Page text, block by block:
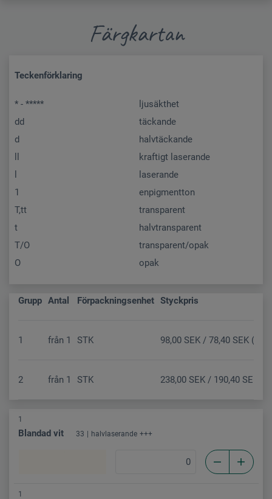
Färgkartan
Teckenförklaring
* - *****
ljusäkthet
dd
täckande
d
halvtäckande
kraftigt laserande
laserande
1
enpigmentton
T,tt
transparent
t
halvtransparent
T/O
transparent/opak
O
opak
Grupp Antal Förpackningsenhet Styckpris
1 från 1 STK 98,00 SEK / 78,40 SEK
2 från 1 STK 238,00 SEK / 190,40 SEK
1
Blandad vit 33 halvlaserande +++
1